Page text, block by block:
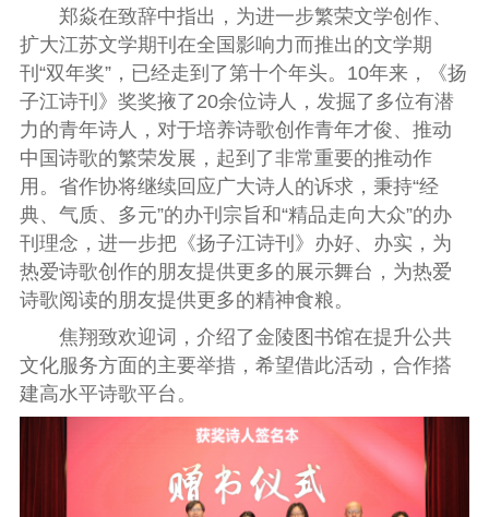
郑焱在致辞中指出 ， 为进一步繁荣文学创作、
扩大江苏文学期刊在全国影响力而推出的文学期
刊“双年奖”，已经走到了第十个年头。 10年来，《扬
子江诗刊》 奖奖掖了20余位诗人，发掘了多位有潜
力的青年诗人 ， 对于培养诗歌创作青年才俊、推动
中国诗歌的繁荣发展 ，起到了非常重要的推动作
用 。 省作协将继续回应广大诗人的诉求， 秉持“经
典、气质、多元”的办刊宗旨和“精品走向大众”的办
刊理念， 进一步把《扬子江诗刊》办好、办实，为
热爱诗歌创作的朋友提供更多的展示舞台，为热爱
诗歌阅读的朋友提供更多的精神食粮。
焦翔致欢迎词，介绍了金陵图书馆在提升公共
文化服务方面的主要举措，希望借此活动，合作搭
建高水平诗歌平台。